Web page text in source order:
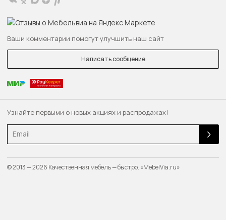
Узнайте первыми о новых акциях и распродажах!
Email
Ваши комментарии помогут улучшить наш сайт
Написать сообщение
© 2013 — 2026 Качественная мебель — быстро. «MebelVia.ru»